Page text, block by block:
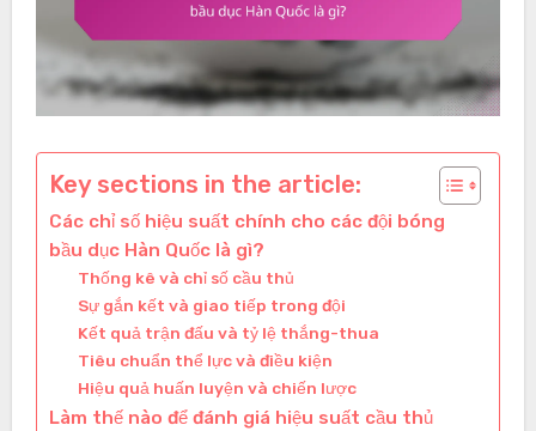
Key sections in the article:
Các chỉ số hiệu suất chính cho các đội bóng
bầu dục Hàn Quốc là gì?
Thống kê và chỉ số cầu thủ
Sự gắn kết và giao tiếp trong đội
Kết quả trận đấu và tỷ lệ thắng-thua
Tiêu chuẩn thể lực và điều kiện
Hiệu quả huấn luyện và chiến lược
Làm thế nào để đánh giá hiệu suất cầu thủ